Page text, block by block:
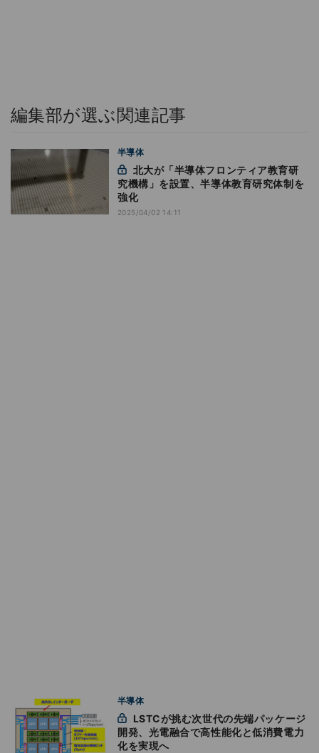
編集部が選ぶ関連記事
半導体
究機構」を設置、半導体教育研究体制を
強化
2025/04/02 14:11
半導体
開発、光電融合で高性能化と低消費電力
化を実現へ